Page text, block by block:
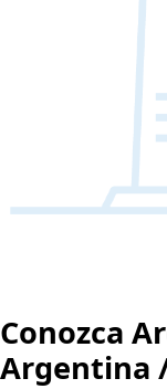
Conozca
Argentina